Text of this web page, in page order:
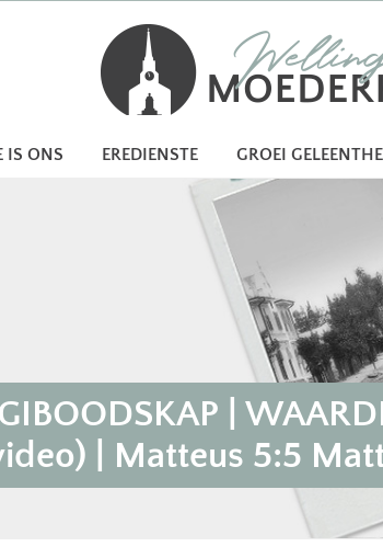
IS ONS EREDIENSTE GROEI
|
| Matteus 5:5